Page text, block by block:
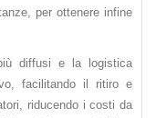
per ottenere infine
diffusi e la logistica
facilitando il ritiro e
riducendo i costi da